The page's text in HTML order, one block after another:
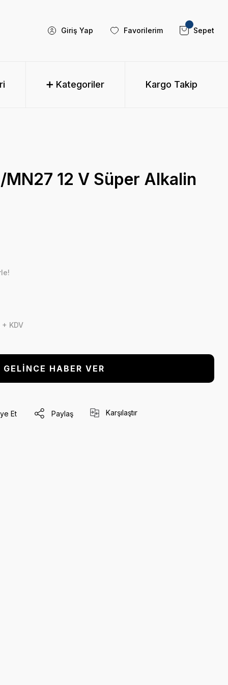
Giriş Yap Favorilerim Sepet
➕ Kategoriler Kargo Takip
MN27 12 V Süper Alkalin
KDV
GELİNCE HABER VER
Et Paylaş Karşılaştır